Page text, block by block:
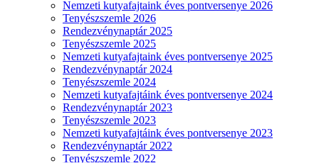
Nemzeti kutyafajtaink éves pontversenye 2026
Tenyészszemle 2026
Rendezvénynaptár 2025
Tenyészszemle 2025
Nemzeti kutyafajtaink éves pontversenye 2025
Rendezvénynaptár 2024
Tenyészszemle 2024
Nemzeti kutyafajtáink éves pontversenye 2024
Rendezvénynaptár 2023
Tenyészszemle 2023
Nemzeti kutyafajtáink éves pontversenye 2023
Rendezvénynaptár 2022
Tenyészszemle 2022